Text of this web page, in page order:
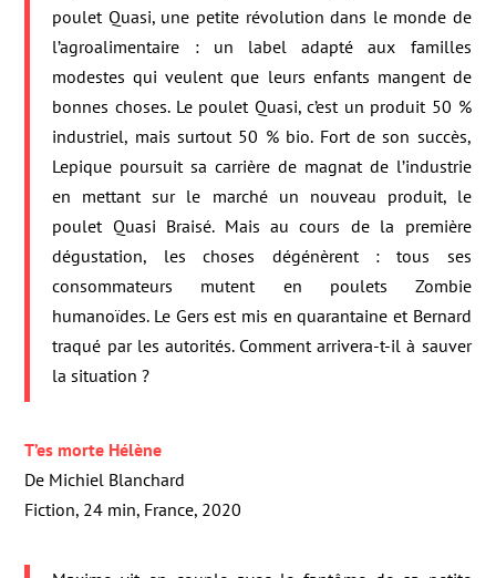
poulet Quasi, une petite révolution dans le monde de
l’agroalimentaire : un label adapté aux familles
modestes qui veulent que leurs enfants mangent de
bonnes choses. Le poulet Quasi, c’est un produit 50 %
industriel, mais surtout 50 % bio. Fort de son succès,
Lepique poursuit sa carrière de magnat de l’industrie
en mettant sur le marché un nouveau produit, le
poulet Quasi Braisé. Mais au cours de la première
dégustation, les choses dégénèrent : tous ses
consommateurs mutent en poulets Zombie
humanoïdes. Le Gers est mis en quarantaine et Bernard
traqué par les autorités. Comment arrivera-t-il à sauver
la situation ?
T’es morte Hélène
De Michiel Blanchard
Fiction, 24 min, France, 2020